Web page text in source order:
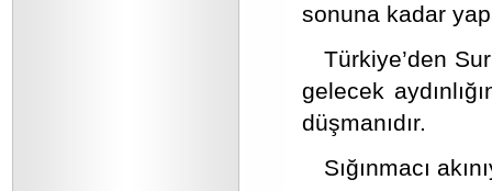
sonuna kadar
Türkiye’den
gelecek
düşmanıdır.
Sığınmacı